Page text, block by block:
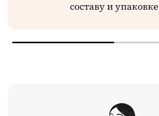
составу и упаковке